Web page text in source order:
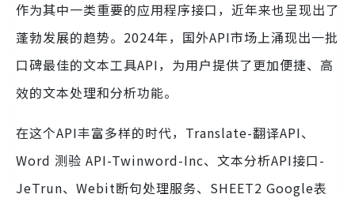
作为其中一类重要的应用程序接口，近年来也呈现出了
蓬勃发展的趋势。2024年，国外API市场上涌现出一批
口碑最佳的文本工具API，为用户提供了更加便捷、高
效的文本处理和分析功能。
在这个API丰富多样的时代，Translate-翻译API、
Word 测验 API-Twinword-Inc、文本分析API接口-
JeTrun、Webit断句处理服务、SHEET2 Google表